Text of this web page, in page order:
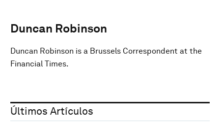
Duncan Robinson
Duncan Robinson is a Brussels Correspondent at the
Financial Times.
Últimos Artículos